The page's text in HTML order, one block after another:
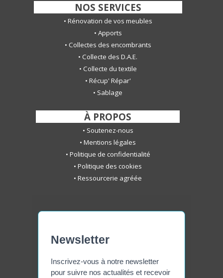
NOS SERVICES
• Rénovation de vos meubles
• Apports
• Collectes des encombrants
• Collecte des D.A.E.
• Collecte du textile
• Récup' Répar'
• Sablage
À PROPOS
• Soutenez-nous
• Mentions légales
• Politique de confidentialité
• Politique des cookies
• Ressourcerie agréée
Newsletter
Inscrivez-vous à notre newsletter
pour suivre nos actualités et recevoir